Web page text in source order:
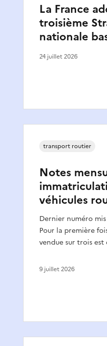
La France
troisième
nationale
24 juillet 2026
Notes
véhicules
Dernier numéro
Pour la première
vendue sur trois
transport routier
9 juillet 2026